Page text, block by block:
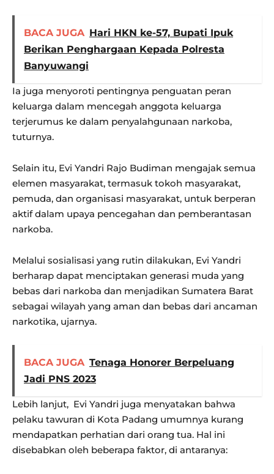
BACA JUGA Hari HKN ke-57, Bupati Ipuk
Berikan Penghargaan Kepada Polresta
Banyuwangi
Ia juga menyoroti pentingnya penguatan peran
keluarga dalam mencegah anggota keluarga
terjerumus ke dalam penyalahgunaan narkoba,
tuturnya.
Selain itu, Evi Yandri Rajo Budiman mengajak semua
elemen masyarakat, termasuk tokoh masyarakat,
pemuda, dan organisasi masyarakat, untuk berperan
aktif dalam upaya pencegahan dan pemberantasan
narkoba.
Melalui sosialisasi yang rutin dilakukan, Evi Yandri
berharap dapat menciptakan generasi muda yang
bebas dari narkoba dan menjadikan Sumatera Barat
sebagai wilayah yang aman dan bebas dari ancaman
narkotika, ujarnya.
BACA JUGA Tenaga Honorer Berpeluang
Jadi PNS 2023
Lebih lanjut, Evi Yandri juga menyatakan bahwa
pelaku tawuran di Kota Padang umumnya kurang
mendapatkan perhatian dari orang tua. Hal ini
disebabkan oleh beberapa faktor, di antaranya: